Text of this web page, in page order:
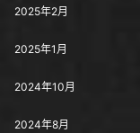
2025年2月
2025年1月
2024年10月
2024年8月